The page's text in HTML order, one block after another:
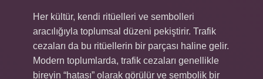
Her kültür, kendi ritüelleri ve sembolleri
aracılığıyla toplumsal düzeni pekiştirir. Trafik
cezaları da bu ritüellerin bir parçası haline gelir.
Modern toplumlarda, trafik cezaları genellikle
bireyin “hatası” olarak görülür ve sembolik bir